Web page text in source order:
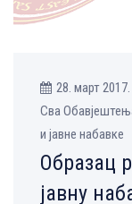
28. март 2017.
Сва
и јавне набавке
Образац
јавну